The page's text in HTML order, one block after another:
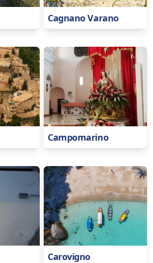
Cagnano Varano
Campomarino
Carovigno